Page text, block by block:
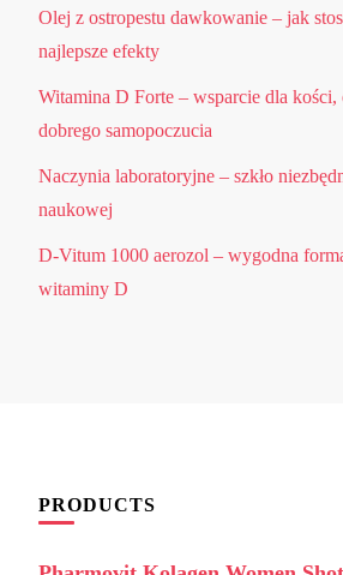
Olej z ostropestu dawkowanie – jak
najlepsze efekty
Witamina D Forte – wsparcie dla kości,
dobrego samopoczucia
Naczynia laboratoryjne – szkło
naukowej
D-Vitum 1000 aerozol – wygodna
witaminy D
PRODUCTS